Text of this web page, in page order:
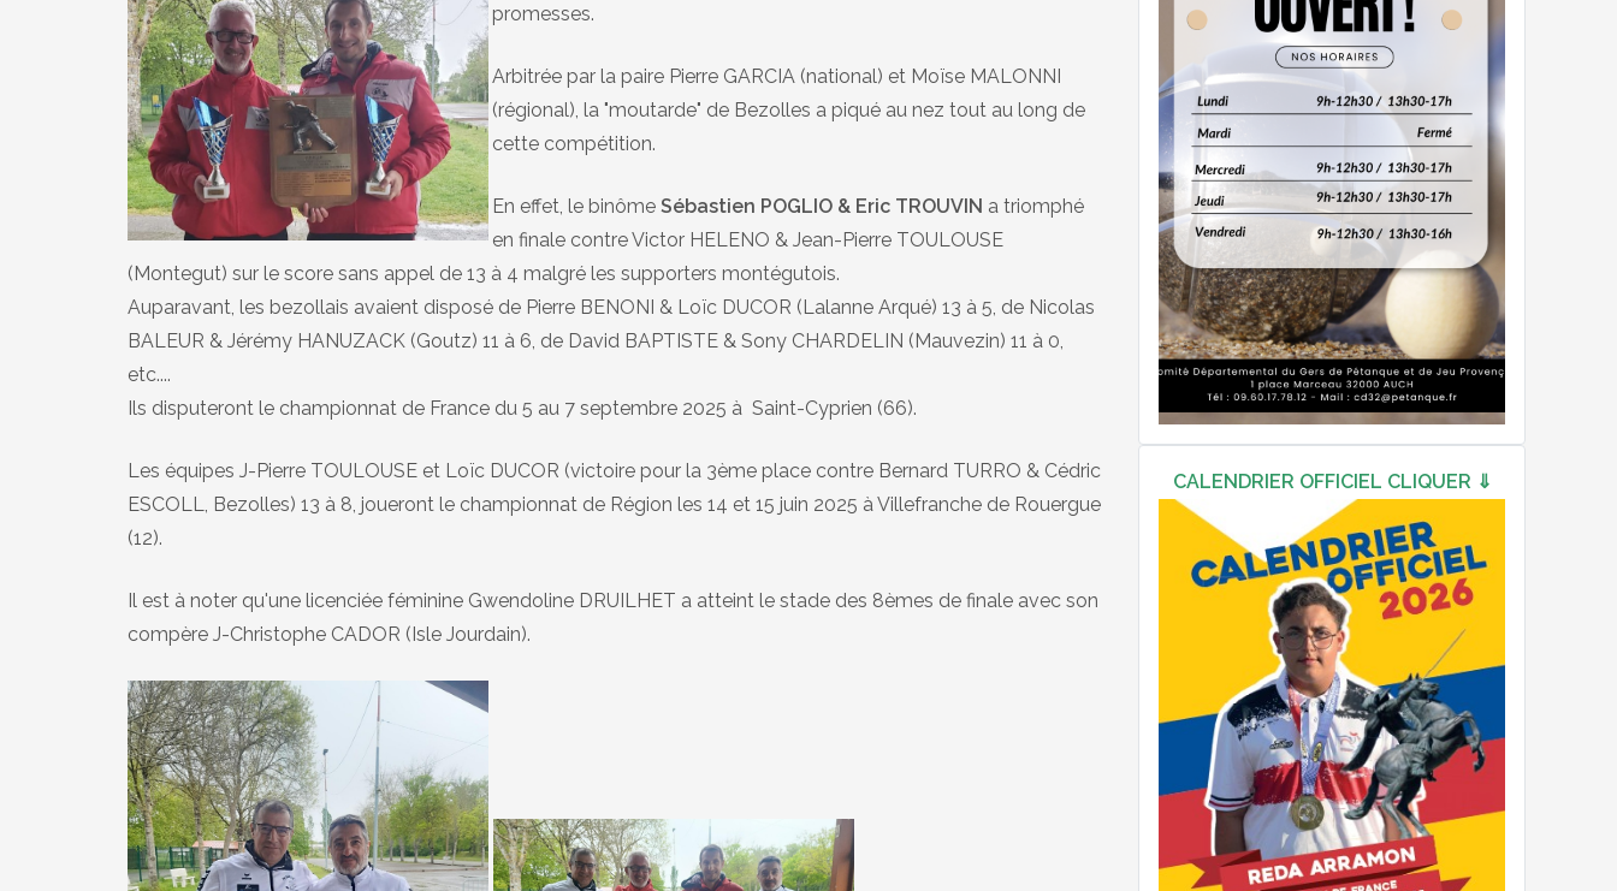
CALENDRIER OFFICIEL CLIQUER ⇓
promesses.
Arbitrée par la paire Pierre GARCIA (national) et Moïse MALONNI
(régional), la "moutarde" de Bezolles a piqué au nez tout au long de
cette compétition.
En effet, le binôme Sébastien POGLIO & Eric TROUVIN a triomphé
en finale contre Victor HELENO & Jean-Pierre TOULOUSE
(Montegut) sur le score sans appel de 13 à 4 malgré les supporters montégutois.
Auparavant, les bezollais avaient disposé de Pierre BENONI & Loïc DUCOR (Lalanne Arqué) 13 à 5, de Nicolas
BALEUR & Jérémy HANUZACK (Goutz) 11 à 6, de David BAPTISTE & Sony CHARDELIN (Mauvezin) 11 à 0,
etc....
Ils disputeront le championnat de France du 5 au 7 septembre 2025 à Saint-Cyprien (66).
Les équipes J-Pierre TOULOUSE et Loïc DUCOR (victoire pour la 3ème place contre Bernard TURRO & Cédric
ESCOLL, Bezolles) 13 à 8, joueront le championnat de Région les 14 et 15 juin 2025 à Villefranche de Rouergue
(12).
Il est à noter qu'une licenciée féminine Gwendoline DRUILHET a atteint le stade des 8èmes de finale avec son
compère J-Christophe CADOR (Isle Jourdain).